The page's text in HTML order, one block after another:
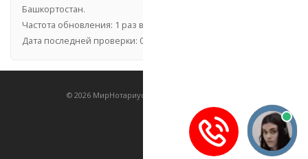
Башкортостан.
Частота обновления: 1 раз в неделю.
Дата последней проверки: 03.08.2026
© 2026 МирНотариусов - все права зашищены